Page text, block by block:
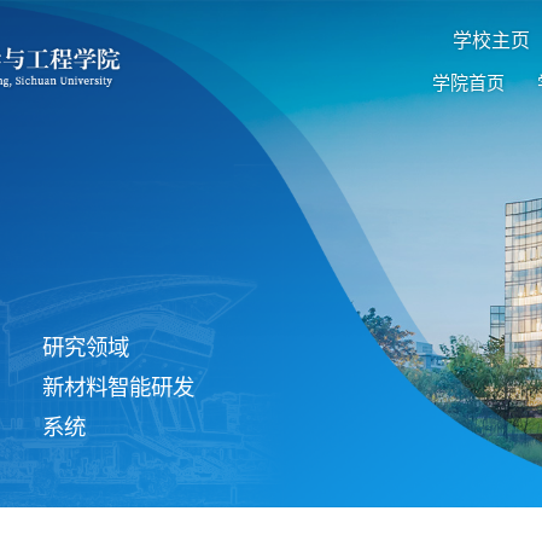
学校主页
学院首页
研究领域
新材料智能研发
系统